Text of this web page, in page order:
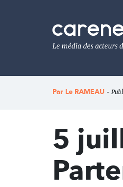
Le
média
de
l'engagement
Par Le RAMEAU -
5